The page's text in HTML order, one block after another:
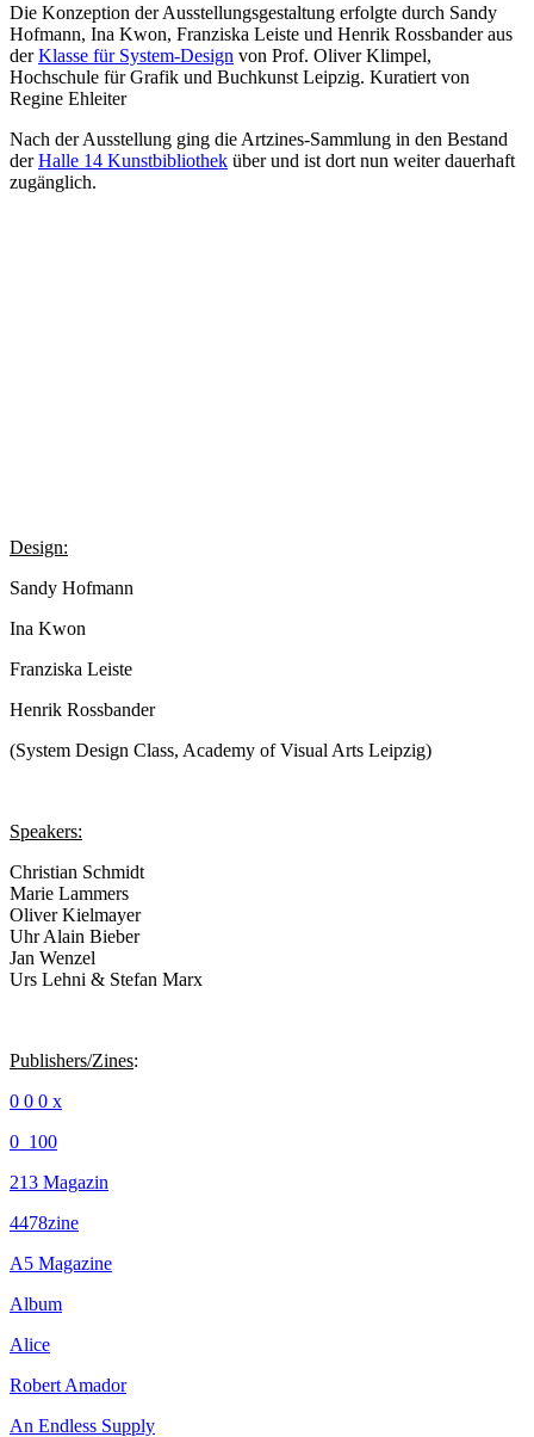
Die Konzeption der Ausstellungsgestaltung erfolgte durch Sandy
Hofmann, Ina Kwon, Franziska Leiste und Henrik Rossbander aus
derKlasse für System-Design von Prof. Oliver Klimpel,
Hochschule für Grafik und Buchkunst Leipzig. Kuratiert von
Regine Ehleiter
Nach der Ausstellung ging die Artzines-Sammlung in den Bestand
derHalle 14 Kunstbibliothek über und ist dort nun weiter dauerhaft
zugänglich.
Design:
Sandy Hofmann
Ina Kwon
Franziska Leiste
Henrik Rossbander
(System Design Class, Academy of Visual Arts Leipzig)
Speakers:
Christian Schmidt
Marie Lammers
Oliver Kielmayer
Uhr Alain Bieber
Jan Wenzel
Urs Lehni & Stefan Marx
Publishers/Zines:
0 0 0 x
0_100
213 Magazin
4478zine
A5 Magazine
Album
Alice
Robert Amador
An Endless Supply